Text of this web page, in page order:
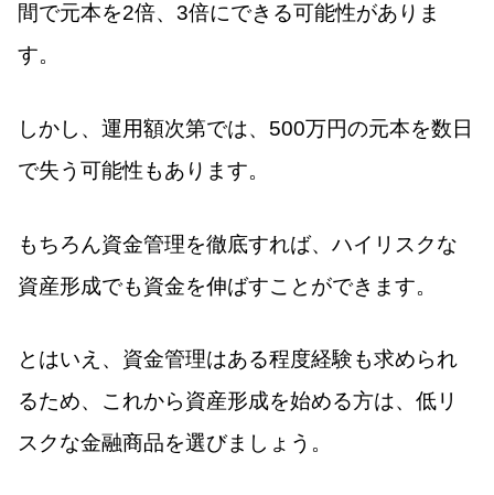
間で元本を2倍、3倍にできる可能性がありま
す。
しかし、運用額次第では、500万円の元本を数日
で失う可能性もあります。
もちろん資金管理を徹底すれば、ハイリスクな
資産形成でも資金を伸ばすことができます。
とはいえ、資金管理はある程度経験も求められ
るため、これから資産形成を始める方は、低リ
スクな金融商品を選びましょう。